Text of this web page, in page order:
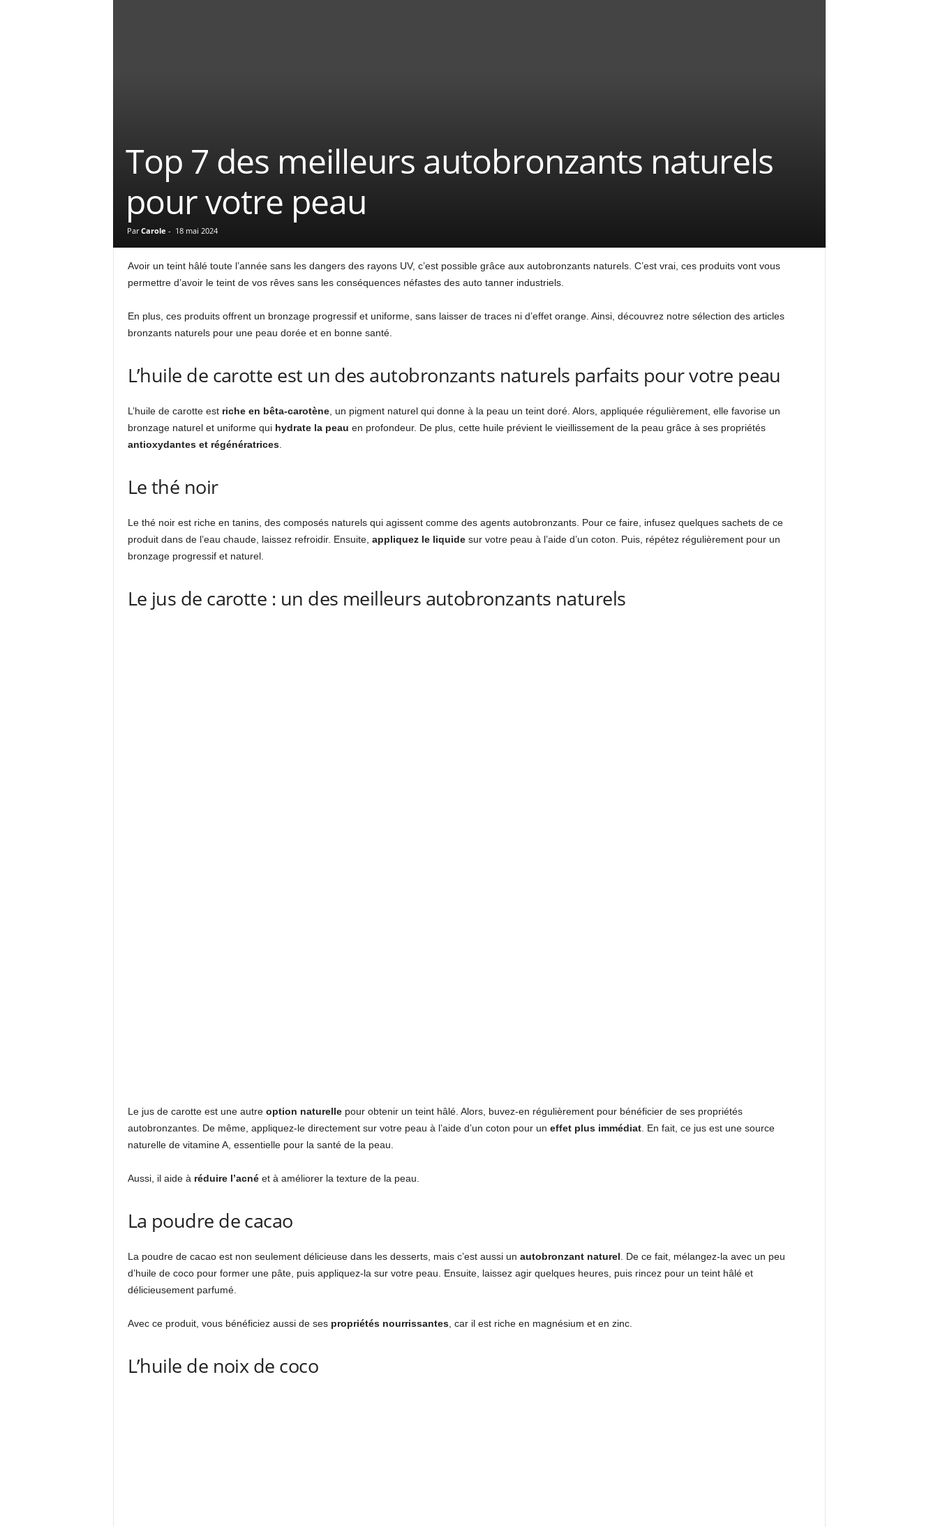
Top 7 des meilleurs autobronzants naturels
pour votre peau
Par Carole - 18 mai 2024
Avoir un teint hâlé toute l’année sans les dangers des rayons UV, c’est possible grâce aux autobronzants naturels. C’est vrai, ces produits vont vous
permettre d’avoir le teint de vos rêves sans les conséquences néfastes des auto tanner industriels.
En plus, ces produits offrent un bronzage progressif et uniforme, sans laisser de traces ni d’effet orange. Ainsi, découvrez notre sélection des articles
bronzants naturels pour une peau dorée et en bonne santé.
L’huile de carotte est un des autobronzants naturels parfaits pour votre peau
L’huile de carotte est riche en bêta-carotène, un pigment naturel qui donne à la peau un teint doré. Alors, appliquée régulièrement, elle favorise un
bronzage naturel et uniforme qui hydrate la peau en profondeur. De plus, cette huile prévient le vieillissement de la peau grâce à ses propriétés
antioxydantes et régénératrices.
Le thé noir
Le thé noir est riche en tanins, des composés naturels qui agissent comme des agents autobronzants. Pour ce faire, infusez quelques sachets de ce
produit dans de l’eau chaude, laissez refroidir. Ensuite, appliquez le liquidesur votre peau à l’aide d’un coton. Puis, répétez régulièrement pour un
bronzage progressif et naturel.
Le jus de carotte : un des meilleurs autobronzants naturels
Le jus de carotte est une autre option naturellepour obtenir un teint hâlé. Alors, buvez-en régulièrement pour bénéficier de ses propriétés
autobronzantes. De même, appliquez-le directement sur votre peau à l’aide d’un coton pour un effet plus immédiat. En fait, ce jus est une source
naturelle de vitamine A, essentielle pour la santé de la peau.
Aussi, il aide à réduire l’acnéet à améliorer la texture de la peau.
La poudre de cacao
La poudre de cacao est non seulement délicieuse dans les desserts, mais c’est aussi un autobronzant naturel. De ce fait, mélangez-la avec un peu
d’huile de coco pour former une pâte, puis appliquez-la sur votre peau. Ensuite, laissez agir quelques heures, puis rincez pour un teint hâlé et
délicieusement parfumé.
Avec ce produit, vous bénéficiez aussi de ses propriétés nourrissantes, car il est riche en magnésium et en zinc.
L’huile de noix de coco